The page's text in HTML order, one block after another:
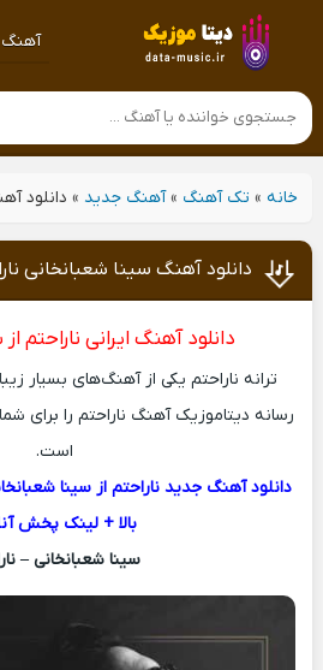
خانه» تک آهنگ »آهنگ جدید » دانلود
دانلود آهنگ سینا شعبانخانی
دانلود آهنگ ایرانی ناراحتم
ترانه ناراحتم یکی از آهنگ‌های بسیار
رسانه دیتاموزیک آهنگ ناراحتم را برای
است.
دانلود آهنگ جدید ناراحتم از سینا
بالا + لینک پخش
سینا شعبانخانی –